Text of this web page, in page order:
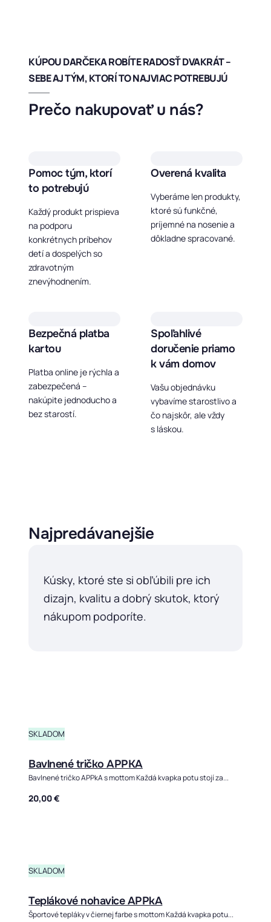
KÚPOU DARČEKA ROBÍTE RADOSŤ DVAKRÁT –
SEBE AJ TÝM, KTORÍ TO NAJVIAC POTREBUJÚ
Prečo nakupovať u nás?
Pomoc tým, ktorí
to potrebujú
Každý produkt prispieva
na podporu
konkrétnych príbehov
detí a dospelých so
zdravotným
znevýhodnením.
Overená kvalita
Vyberáme len produkty,
ktoré sú funkčné,
príjemné na nosenie a
dôkladne spracované.
Bezpečná platba
kartou
Platba online je rýchla a
zabezpečená –
nakúpite jednoducho a
bez starostí.
Spoľahlivé
doručenie priamo
k vám domov
Vašu objednávku
vybavíme starostlivo a
čo najskôr, ale vždy
s láskou.
Najpredávanejšie
Kúsky, ktoré ste si obľúbili pre ich
dizajn, kvalitu a dobrý skutok, ktorý
nákupom podporíte.
SKLADOM
Bavlnené tričko APPKA
Bavlnené tričko APPkA s mottom Každá kvapka potu stojí za...
20,00€
SKLADOM
Teplákové nohavice APPkA
Športové tepláky v čiernej farbe s mottom Každá kvapka potu...